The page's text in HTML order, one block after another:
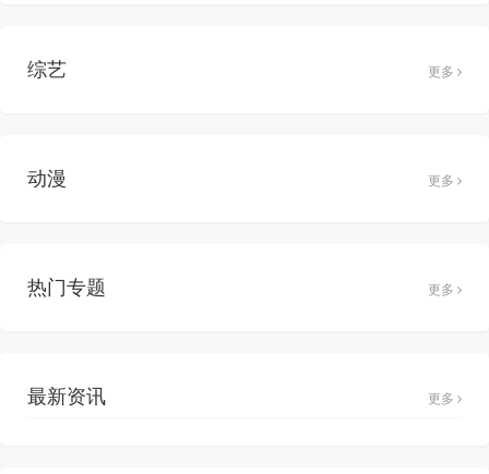
综艺 更多
动漫 更多
热门专题 更多
最新资讯 更多